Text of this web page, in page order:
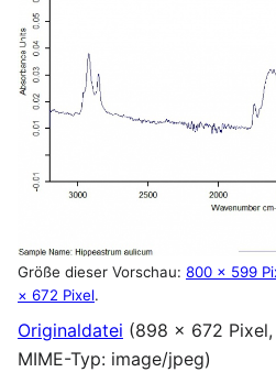
Größe dieser Vorschau: 800 × 599
× 672 Pixel.
Originaldatei (898 × 672
MIME-Typ: image/jpeg)